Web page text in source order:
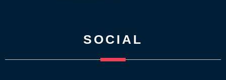
SOCIAL